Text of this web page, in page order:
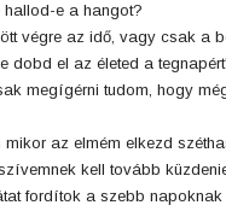
hallod-e a hangot?
végre az idő, vagy csak a
dobd el az életed a
megígérni tudom, hogy
mikor az elmém elkezd
kell tovább
fordítok a szebb napoknak